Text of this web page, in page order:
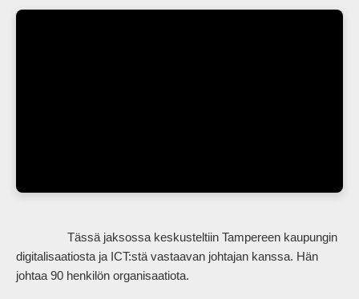
digitalisaatiosta ja ICT:stä vastaavan johtajan kanssa. Hän
johtaa 90 henkilön organisaatiota.